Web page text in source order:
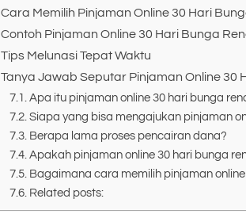
Cara Memilih Pinjaman Online 30 Hari
Contoh Pinjaman Online 30 Hari Bunga
Tips Melunasi Tepat Waktu
Tanya Jawab Seputar Pinjaman Online 30
Apa itu pinjaman online 30 hari bunga
Siapa yang bisa mengajukan pinjaman
Berapa lama proses pencairan dana?
Apakah pinjaman online 30 hari bunga
Bagaimana cara memilih pinjaman
Related posts: